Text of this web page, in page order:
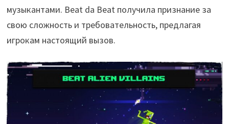
музыкантами. Beat da Beat получила признание за
свою сложность и требовательность, предлагая
игрокам настоящий вызов.